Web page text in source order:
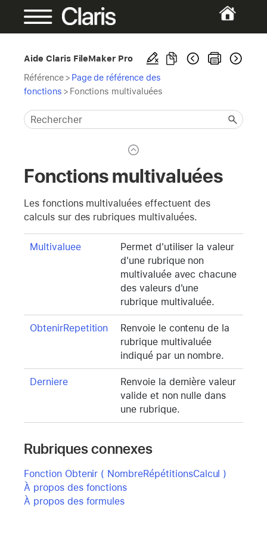
Aide Claris FileMaker Pro
Référence> Page de référence des
fonctions > Fonctions multivaluées
Fonctions multivaluées
Les fonctions multivaluées effectuent des
calculs sur des rubriques multivaluées.
Multivaluee
Permet d'utiliser la valeur
d'une rubrique non
multivaluée avec chacune
des valeurs d'une
rubrique multivaluée.
ObtenirRepetition
Renvoie le contenu de la
rubrique multivaluée
indiqué par un nombre.
Derniere
Renvoie la dernière valeur
valide et non nulle dans
une rubrique.
Rubriques connexes
Fonction Obtenir ( NombreRépétitionsCalcul )
À propos des fonctions
À propos des formules